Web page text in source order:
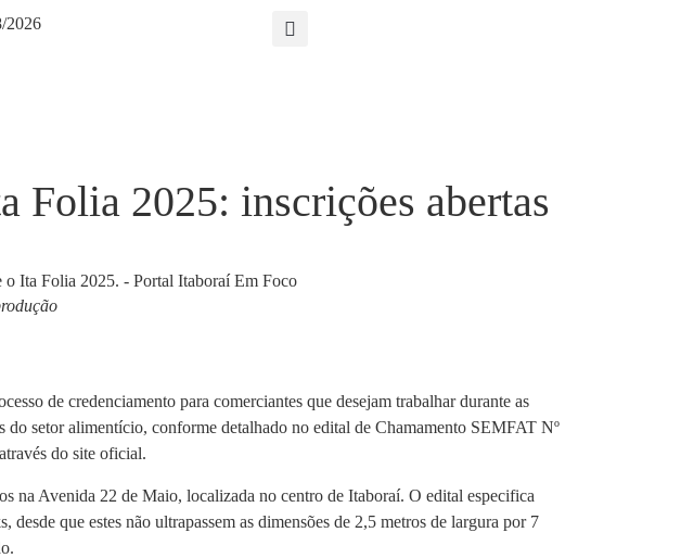
2026
Folia 2025: inscrições abertas
de credenciamento para comerciantes que desejam trabalhar durante as
setor alimentício, conforme detalhado no edital de Chamamento SEMFAT Nº
do site oficial.
na Avenida 22 de Maio, localizada no centro de Itaboraí. O edital especifica
que estes não ultrapassem as dimensões de 2,5 metros de largura por 7